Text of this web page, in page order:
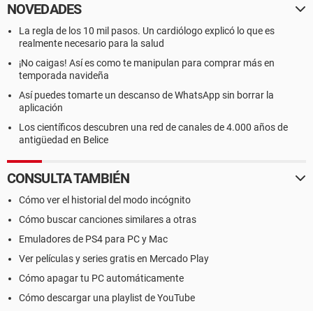
NOVEDADES
La regla de los 10 mil pasos. Un cardiólogo explicó lo que es
realmente necesario para la salud
¡No caigas! Así es como te manipulan para comprar más en
temporada navideña
Así puedes tomarte un descanso de WhatsApp sin borrar la
aplicación
Los científicos descubren una red de canales de 4.000 años de
antigüedad en Belice
CONSULTA TAMBIÉN
Cómo ver el historial del modo incógnito
Cómo buscar canciones similares a otras
Emuladores de PS4 para PC y Mac
Ver películas y series gratis en Mercado Play
Cómo apagar tu PC automáticamente
Cómo descargar una playlist de YouTube